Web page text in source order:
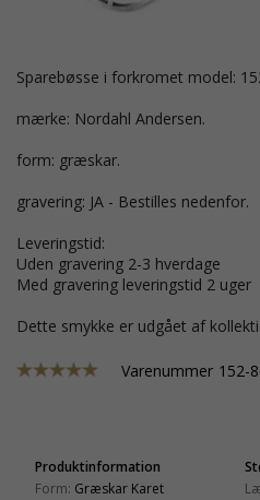
sparebøsse i forkromet model:
mærke: Nordahl Andersen.
form: græskar.
gravering: JA - Bestilles nedenfor.
Leveringstid:
Uden gravering 2-3 hverdage
Med gravering leveringstid 2 uger
Dette smykke er udgået af
Varenummer 152-
Produktinformation
Form: Græskar Karet